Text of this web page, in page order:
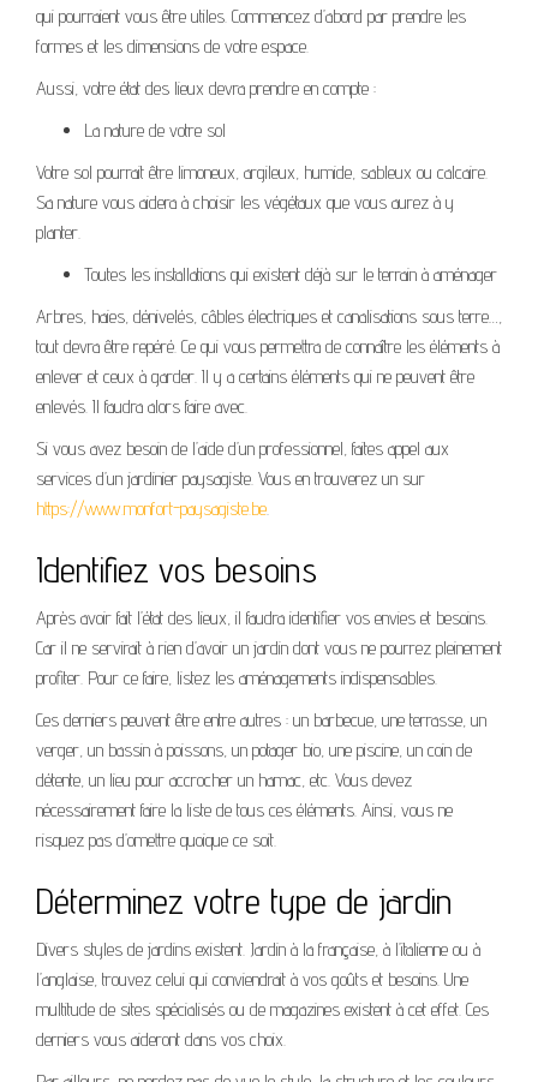
qui pourraient vous être utiles. Commencez d’abord par prendre les
formes et les dimensions de votre espace.
Aussi, votre état des lieux devra prendre en compte :
La nature de votre sol
Votre sol pourrait être limoneux, argileux, humide, sableux ou calcaire.
Sa nature vous aidera à choisir les végétaux que vous aurez à y
planter.
Toutes les installations qui existent déjà sur le terrain à aménager
Arbres, haies, dénivelés, câbles électriques et canalisations sous terre…,
tout devra être repéré. Ce qui vous permettra de connaître les éléments à
enlever et ceux à garder. Il y a certains éléments qui ne peuvent être
enlevés. Il faudra alors faire avec.
Si vous avez besoin de l’aide d’un professionnel, faites appel aux
services d’un jardinier paysagiste. Vous en trouverez un sur
https://www.monfort-paysagiste.be.
Identifiez vos besoins
Après avoir fait l’état des lieux, il faudra identifier vos envies et besoins.
Car il ne servirait à rien d’avoir un jardin dont vous ne pourrez pleinement
profiter. Pour ce faire, listez les aménagements indispensables.
Ces derniers peuvent être entre autres : un barbecue, une terrasse, un
verger, un bassin à poissons, un potager bio, une piscine, un coin de
détente, un lieu pour accrocher un hamac, etc. Vous devez
nécessairement faire la liste de tous ces éléments. Ainsi, vous ne
risquez pas d’omettre quoique ce soit.
Déterminez votre type de jardin
Divers styles de jardins existent. Jardin à la française, à l’italienne ou à
l’anglaise, trouvez celui qui conviendrait à vos goûts et besoins. Une
multitude de sites spécialisés ou de magazines existent à cet effet. Ces
derniers vous aideront dans vos choix.